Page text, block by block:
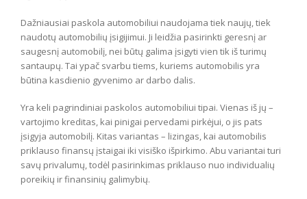
Dažniausiai paskola automobiliui naudojama tiek naujų, tiek
naudotų automobilių įsigijimui. Ji leidžia pasirinkti geresnį ar
saugesnį automobilį, nei būtų galima įsigyti vien tik iš turimų
santaupų. Tai ypač svarbu tiems, kuriems automobilis yra
būtina kasdienio gyvenimo ar darbo dalis.
Yra keli pagrindiniai paskolos automobiliui tipai. Vienas iš jų –
vartojimo kreditas, kai pinigai pervedami pirkėjui, o jis pats
įsigyja automobilį. Kitas variantas – lizingas, kai automobilis
priklauso finansų įstaigai iki visiško išpirkimo. Abu variantai turi
savų privalumų, todėl pasirinkimas priklauso nuo individualių
poreikių ir finansinių galimybių.